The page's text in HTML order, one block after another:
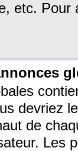
etc. Pour
devriez
de
Les